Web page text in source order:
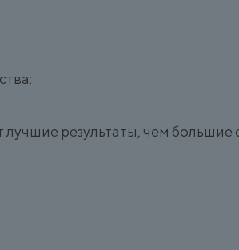
результаты, чем